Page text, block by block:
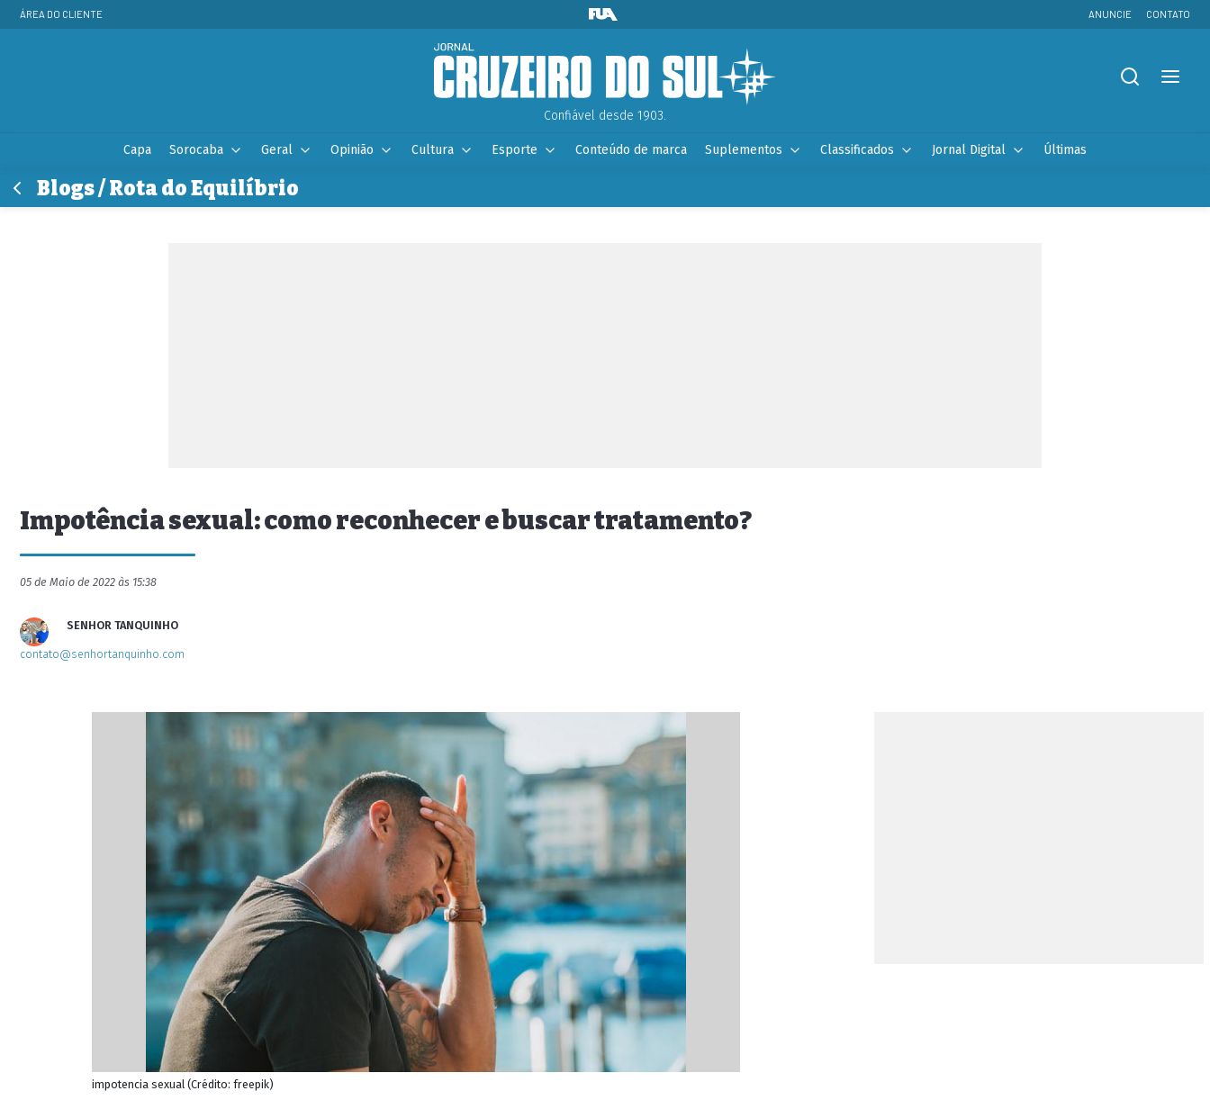
ÁREA DO CLIENTE ANUNCIE CONTATO
Confiável desde 1903.
Capa Sorocaba Geral Opinião Cultura Esporte Conteúdo de marca Suplementos Classificados Jornal Digital Últimas
Blogs / Rota do Equilíbrio
Impotência sexual: como reconhecer e buscar tratamento?
05 de Maio de 2022 às 15:38
SENHOR TANQUINHO
contato@senhortanquinho.com
impotencia sexual (Crédito: freepik)